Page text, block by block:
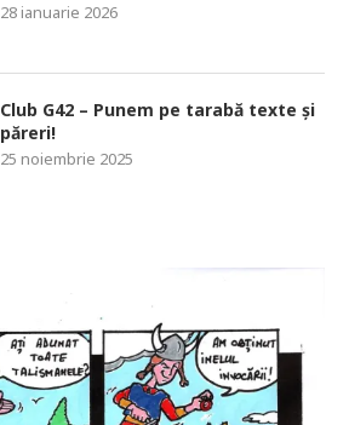
28 ianuarie 2026
Club G42 – Punem pe tarabă texte și
păreri!
25 noiembrie 2025